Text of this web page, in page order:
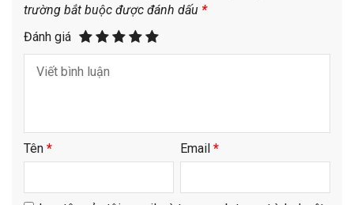
trường bắt buộc được đánh dấu *
Đánh giá
Tên * Email *